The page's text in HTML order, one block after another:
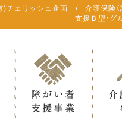
チェリッシュ企画 / 介護保険（訪
支援Ｂ型・